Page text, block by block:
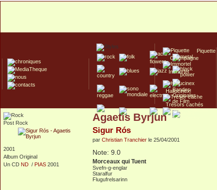
Piquette
Champagne
Immortel
Hallucinex!
Trésors cachés
Culte/Collector
Post Rock
2001
Album Original
Un CD ND / PIAS 2001
Agaetis Byrjun
Sigur Rós
par Christian Tranchier le 25/04/2001
Note: 9.0
Morceaux qui Tuent
Svefn-g-englar
Staralfur
Flugufrelsarinn